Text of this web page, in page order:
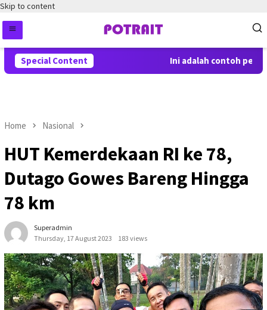
Skip to content
Special Content Ini adalah contoh
Home Nasional
HUT Kemerdekaan RI ke 78,
Dutago Gowes Bareng Hingga
78 km
Superadmin
Thursday, 17 August 2023
183 views